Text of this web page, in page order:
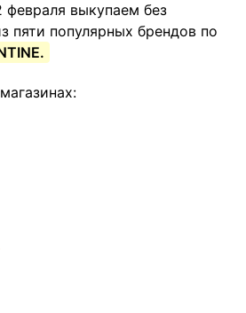
февраля выкупаем без
пяти популярных брендов по